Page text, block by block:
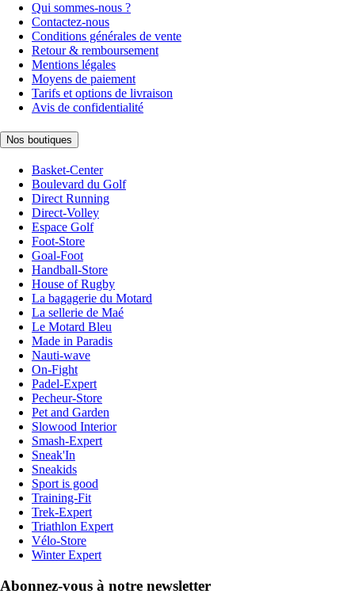
Qui sommes-nous ?
Contactez-nous
Conditions générales de vente
Retour & remboursement
Mentions légales
Moyens de paiement
Tarifs et options de livraison
Avis de confidentialité
Nos boutiques
Basket-Center
Boulevard du Golf
Direct Running
Direct-Volley
Espace Golf
Foot-Store
Goal-Foot
Handball-Store
House of Rugby
La bagagerie du Motard
La sellerie de Maé
Le Motard Bleu
Made in Paradis
Nauti-wave
On-Fight
Padel-Expert
Pecheur-Store
Pet and Garden
Slowood Interior
Smash-Expert
Sneak'In
Sneakids
Sport is good
Training-Fit
Trek-Expert
Triathlon Expert
Vélo-Store
Winter Expert
Abonnez-vous à notre newsletter